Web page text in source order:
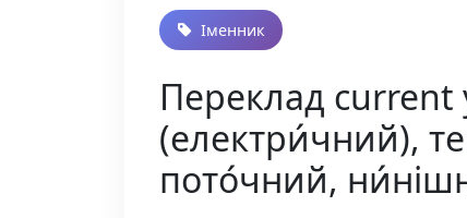
Іменник
Переклад current
(електри́чний),
пото́чний,